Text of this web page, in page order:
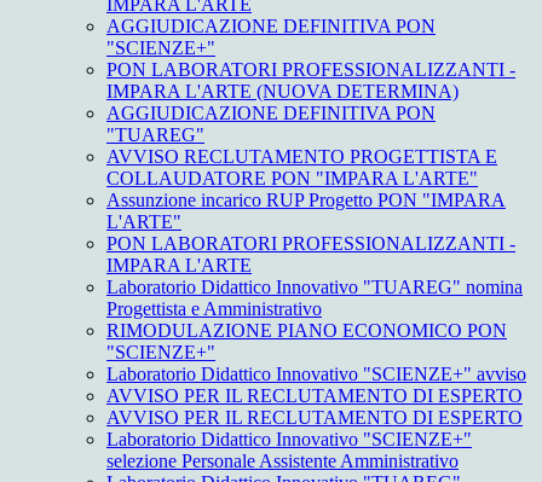
IMPARA L'ARTE
AGGIUDICAZIONE DEFINITIVA PON
"SCIENZE+"
PON LABORATORI PROFESSIONALIZZANTI -
IMPARA L'ARTE (NUOVA DETERMINA)
AGGIUDICAZIONE DEFINITIVA PON
"TUAREG"
AVVISO RECLUTAMENTO PROGETTISTA E
COLLAUDATORE PON "IMPARA L'ARTE"
Assunzione incarico RUP Progetto PON "IMPARA
L'ARTE"
PON LABORATORI PROFESSIONALIZZANTI -
IMPARA L'ARTE
Laboratorio Didattico Innovativo "TUAREG" nomina
Progettista e Amministrativo
RIMODULAZIONE PIANO ECONOMICO PON
"SCIENZE+"
Laboratorio Didattico Innovativo "SCIENZE+" avviso
AVVISO PER IL RECLUTAMENTO DI ESPERTO
AVVISO PER IL RECLUTAMENTO DI ESPERTO
Laboratorio Didattico Innovativo "SCIENZE+"
selezione Personale Assistente Amministrativo